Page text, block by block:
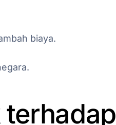
biaya.
terhadap